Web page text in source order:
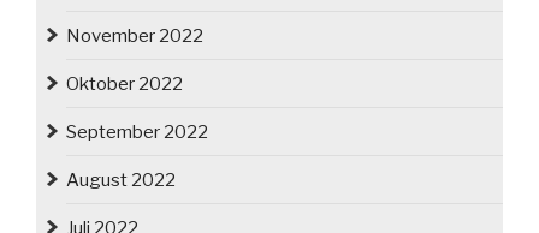
November 2022
Oktober 2022
September 2022
August 2022
Juli 2022